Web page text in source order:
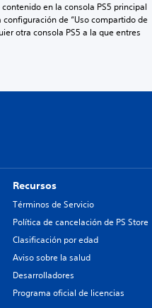
en la consola PS5 principal
de “Uso compartido de
otra consola PS5 a la que entres
Recursos
Términos de Servicio
Política de cancelación de PS Store
Clasificación por edad
Aviso sobre la salud
Desarrolladores
Programa oficial de licencias